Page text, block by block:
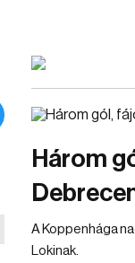
Három
A Koppenhága
Lokinak.